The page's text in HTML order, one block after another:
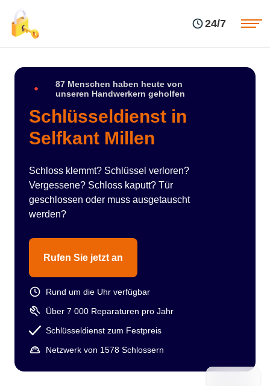
24/7
87 Menschen haben heute von
unseren Handwerkern geholfen
Schlüsseldienst in
Selfkant Millen
Schloss klemmt? Schlüssel verloren?
Vergessene? Schloss kaputt? Tür
geschlossen oder muss ausgetauscht
werden?
Rufen Sie jetzt an
Rund um die Uhr verfügbar
Über 7 000 Reparaturen pro Jahr
Schlüsseldienst zum Festpreis
Netzwerk von 1578 Schlossern